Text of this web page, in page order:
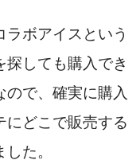
ボアイスという
探しても購入でき
で、確実に購入
にどこで販売する
た。